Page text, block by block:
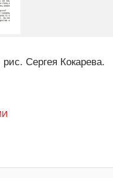
Сергея Кокарева.